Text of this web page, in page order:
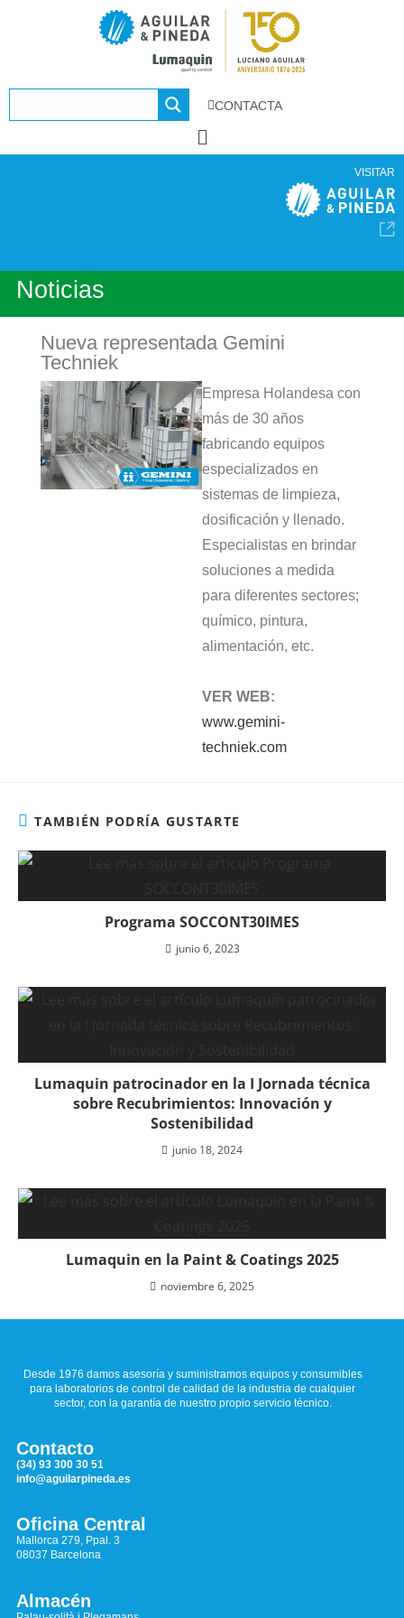
CONTACTA
VISITAR
Noticias
Nueva representada Gemini
Techniek
Empresa Holandesa con
más de 30 años
fabricando equipos
especializados en
sistemas de limpieza,
dosificación y llenado.
Especialistas en brindar
soluciones a medida
para diferentes sectores;
químico, pintura,
alimentación, etc.
VER WEB:
www.gemini-
techniek.com
TAMBIÉN PODRÍA GUSTARTE
Programa SOCCONT30IMES
junio 6, 2023
Lumaquin patrocinador en la I Jornada técnica
sobre Recubrimientos: Innovación y
Sostenibilidad
junio 18, 2024
Lumaquin en la Paint & Coatings 2025
noviembre 6, 2025
Desde 1976 damos asesoría y suministramos equipos y consumibles
para laboratorios de control de calidad de la industria de cualquier
sector, con la garantía de nuestro propio servicio técnico.
Contacto
(34) 93 300 30 51
info@aguilarpineda.es
Oficina Central
Mallorca 279, Ppal. 3
08037 Barcelona
Almacén